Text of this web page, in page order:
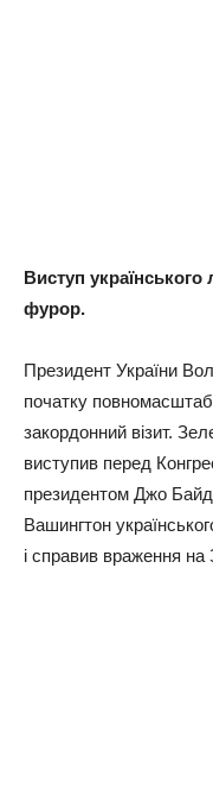
Виступ
фурор.
Президент України
початку
закордонний візит.
виступив перед
президентом Джо
Вашингтон
і справив враження на